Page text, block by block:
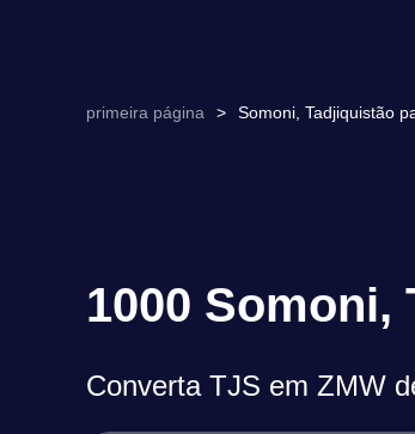
primeira página > Somoni, Tadjiquistão
1000 Somoni,
Converta TJS em ZMW